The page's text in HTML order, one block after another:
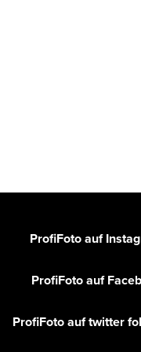
ProfiFoto auf
ProfiFoto auf
ProfiFoto auf twitter